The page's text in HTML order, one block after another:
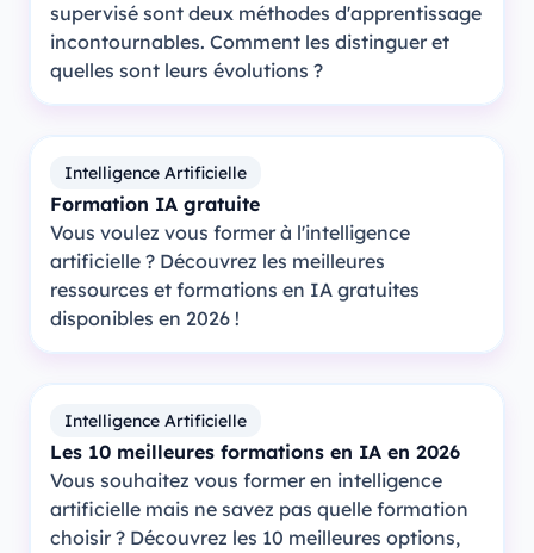
supervisé sont deux méthodes d'apprentissage
incontournables. Comment les distinguer et
quelles sont leurs évolutions ?
Intelligence Artificielle
Formation IA gratuite
Vous voulez vous former à l'intelligence
artificielle ? Découvrez les meilleures
ressources et formations en IA gratuites
disponibles en 2026 !
Intelligence Artificielle
Les 10 meilleures formations en IA en 2026
Vous souhaitez vous former en intelligence
artificielle mais ne savez pas quelle formation
choisir ? Découvrez les 10 meilleures options,